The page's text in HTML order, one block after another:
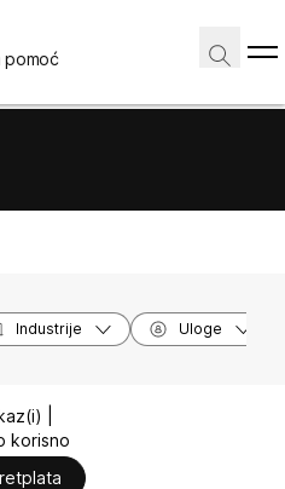
pomoć
Industrije Uloge
|
korisno